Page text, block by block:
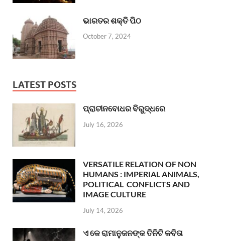
ଭାରତର ଶକ୍ତି ପିଠ
October 7, 2024
LATEST POSTS
ପ୍ରାଚୀନବୋଧର ବିରୁଦ୍ଧରେ
July 16, 2026
VERSATILE RELATION OF NON
HUMANS : IMPERIAL ANIMALS,
POLITICAL CONFLICTS AND
IMAGE CULTURE
July 14, 2026
ଏ କେ ରାମାନୁଜନଙ୍କ ତିନିଟି କବିତା